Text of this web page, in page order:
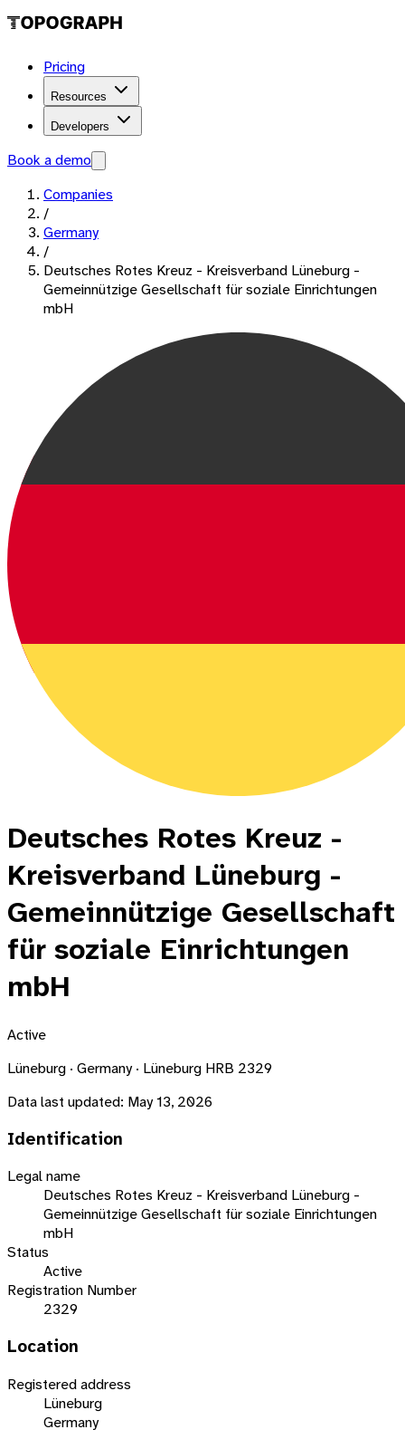
Pricing
Resources
Developers
Book a demo
Companies
/
Germany
/
Deutsches Rotes Kreuz - Kreisverband Lüneburg -
Gemeinnützige Gesellschaft für soziale Einrichtungen
mbH
Deutsches Rotes Kreuz -
Kreisverband Lüneburg -
Gemeinnützige Gesellschaft
für soziale Einrichtungen
mbH
Active
Lüneburg · Germany · Lüneburg HRB 2329
Data last updated: May 13, 2026
Identification
Legal name
Deutsches Rotes Kreuz - Kreisverband Lüneburg -
Gemeinnützige Gesellschaft für soziale Einrichtungen
mbH
Status
Active
Registration Number
2329
Location
Registered address
Lüneburg
Germany